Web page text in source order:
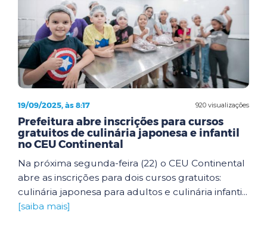
920 visualizações
19/09/2025, às 8:17
Prefeitura abre inscrições para cursos
gratuitos de culinária japonesa e infantil
no CEU Continental
Na próxima segunda-feira (22) o CEU Continental
abre as inscrições para dois cursos gratuitos:
culinária japonesa para adultos e culinária infanti...
[saiba mais]